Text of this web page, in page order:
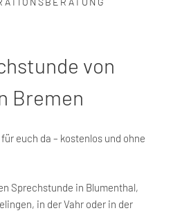
von
Bremen
euch da – kostenlos und ohne
Sprechstunde in Blumenthal,
in der Vahr oder in der